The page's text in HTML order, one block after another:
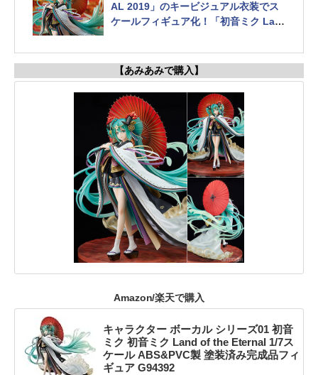
AL 2019」のキービジュアル衣装でス
ケールフィギュア化！「初音ミク Lan
【あみあみで購入】
Amazon/楽天で購入
キャラクター ボーカル シリーズ01 初音
ミク 初音ミク Land of the Eternal 1/7ス
ケール ABS&PVC製 塗装済み完成品フィ
ギュア G94392